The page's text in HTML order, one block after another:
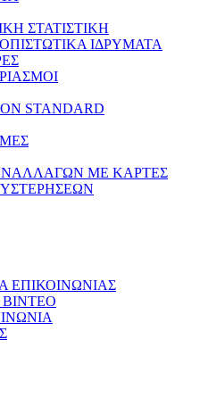
ΣΤΑΤΙΣΤΙΚΗ
ΙΔΡΥΜΑΤΑ
STANDARD
ΜΕ ΚΑΡΤΕΣ
ΕΠΙΚΟΙΝΩΝΙΑΣ